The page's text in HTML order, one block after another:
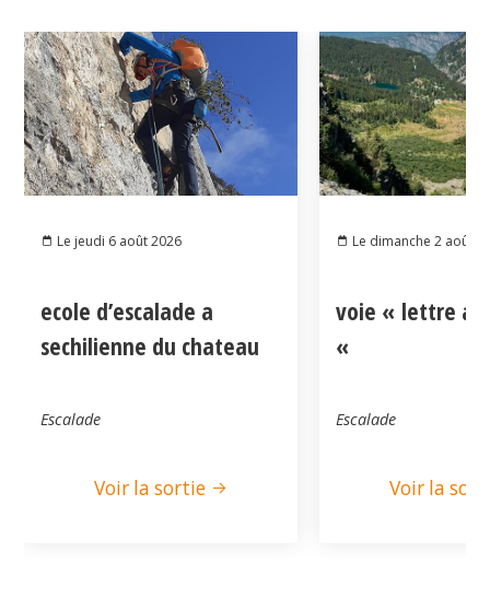
Le jeudi 6 août 2026
ecole d’escalade a
sechilienne du chateau
Escalade
Voir la sortie
Le dimanche 2 août
voie « lettre
«
Escalade
Voir la